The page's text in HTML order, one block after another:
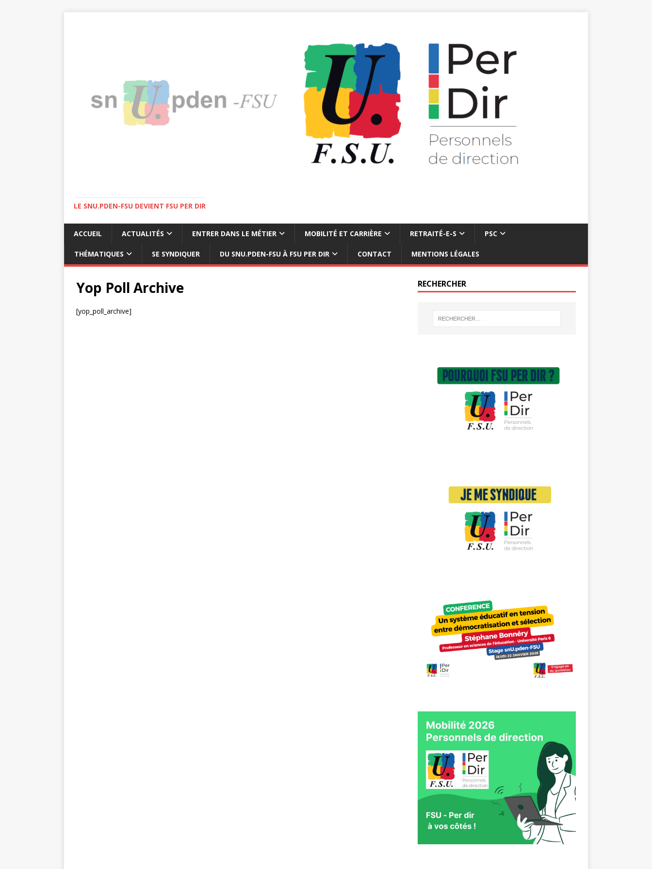
LE SNU.PDEN-FSU DEVIENT FSU PER DIR
ACCUEIL ACTUALITÉS ENTRER DANS LE MÉTIER MOBILITÉ ET CARRIÈRE RETRAITÉ-E-S PSC
THÉMATIQUES SE SYNDIQUER DU SNU.PDEN-FSU À FSU PER DIR CONTACT MENTIONS LÉGALES
Yop Poll Archive
[yop_poll_archive]
RECHERCHER